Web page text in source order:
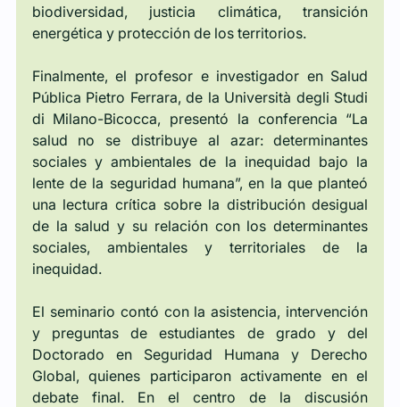
biodiversidad, justicia climática, transición
energética y protección de los territorios.
Finalmente, el profesor e investigador en Salud
Pública Pietro Ferrara, de la Università degli Studi
di Milano-Bicocca, presentó la conferencia “La
salud no se distribuye al azar: determinantes
sociales y ambientales de la inequidad bajo la
lente de la seguridad humana”, en la que planteó
una lectura crítica sobre la distribución desigual
de la salud y su relación con los determinantes
sociales, ambientales y territoriales de la
inequidad.
El seminario contó con la asistencia, intervención
y preguntas de estudiantes de grado y del
Doctorado en Seguridad Humana y Derecho
Global, quienes participaron activamente en el
debate final. En el centro de la discusión